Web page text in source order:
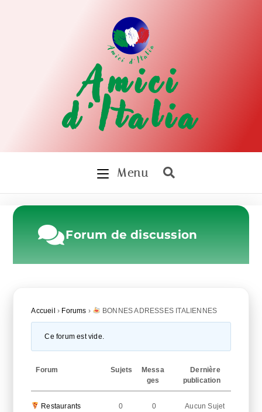
Amici
d'Italia
Menu
Forum de discussion
Accueil › Forums › BONNES ADRESSES ITALIENNES
Ce forum est vide.
Forum Sujets
Messa
ges
Dernière
publication
Restaurants
0 0 Aucun Sujet